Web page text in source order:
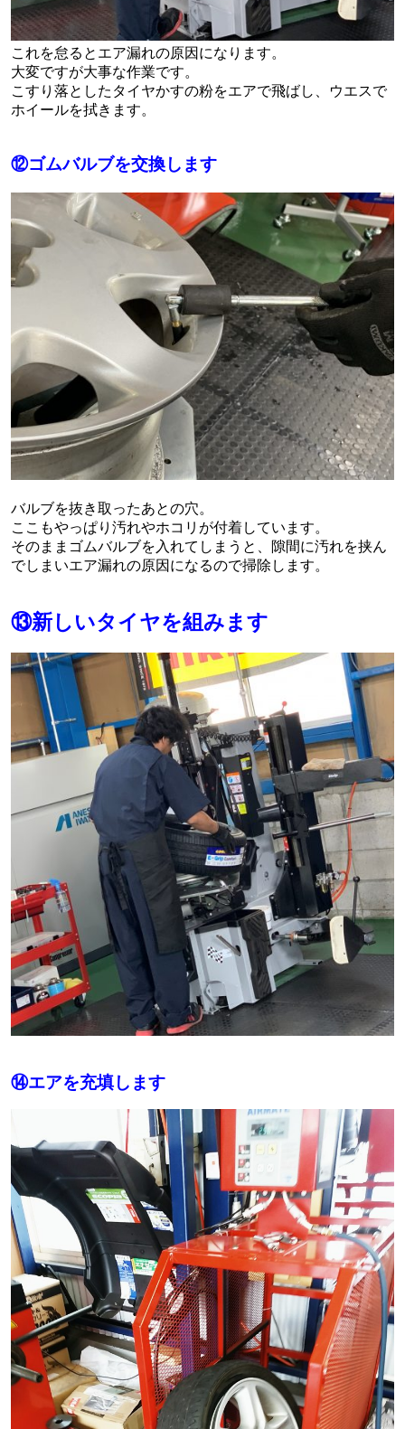
これを怠るとエア漏れの原因になります。
大変ですが大事な作業です。
こすり落としたタイヤかすの粉をエアで飛ばし、ウエスで
ホイールを拭きます。
⑫ゴムバルブを交換します
バルブを抜き取ったあとの穴。
ここもやっぱり汚れやホコリが付着しています。
そのままゴムバルブを入れてしまうと、隙間に汚れを挟ん
でしまいエア漏れの原因になるので掃除します。
⑬新しいタイヤを組みます
⑭エアを充填します